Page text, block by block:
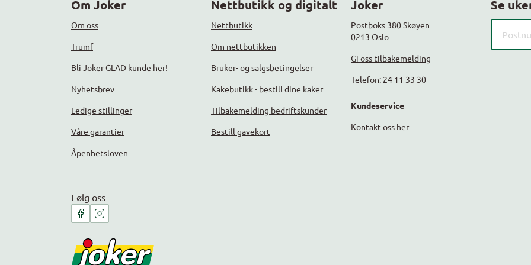
Om Joker
Om oss
Trumf
Bli Joker GLAD kunde her!
Nyhetsbrev
Ledige stillinger
Våre garantier
Åpenhetsloven
Nettbutikk og digitalt
Nettbutikk
Om nettbutikken
Bruker- og salgsbetingelser
Kakebutikk - bestill dine kaker
Tilbakemelding bedriftskunder
Bestill gavekort
Joker
Postboks 380 Skøyen
0213 Oslo
Gi oss tilbakemelding
Telefon: 24 11 33 30
Kundeservice
Kontakt oss her
Se
Følg oss